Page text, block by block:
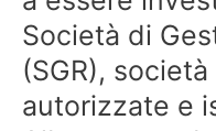
Società di
(SGR),
autorizzate e